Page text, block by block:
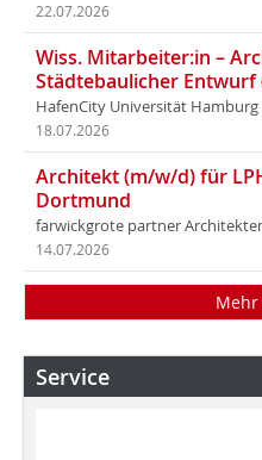
22.07.2026
Wiss. Mitarbeiter:in –
Städtebaulicher
HafenCity Universität Hamburg
18.07.2026
Architekt (m/w/d) für
Dortmund
farwickgrote partner
14.07.2026
Mehr
Service